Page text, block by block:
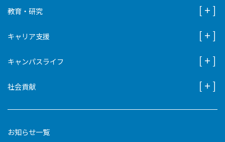
教育・研究
キャリア支援
キャンパスライフ
社会貢献
お知らせ一覧